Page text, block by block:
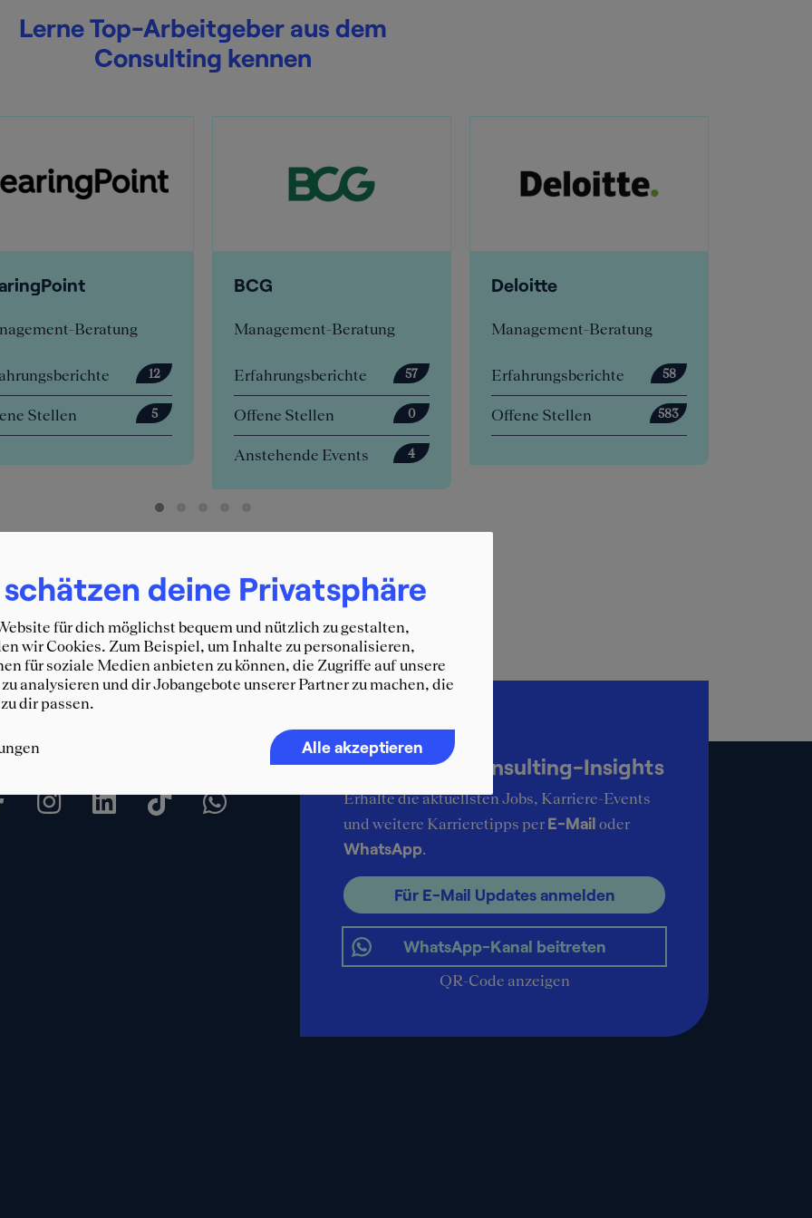
Lerne Top-Arbeitgeber aus dem
Consulting kennen
12
5
Management-Beratung
Erfahrungsberichte 57
Offene Stellen 0
Anstehende Events 4
Management-Beratung
Erfahrungsberichte 58
Offene Stellen 583
Inhouse-Beratung
Erfahrungsberichte
Offene Stellen
Anstehende Events
Immer up-to-date
SQUEAKER Consulting-Insights
Erhalte die aktuellsten Jobs, Karriere-Events
und weitere Karrieretipps per E-Mail oder
WhatsApp.
Für E-Mail Updates anmelden
WhatsApp-Kanal beitreten
QR-Code anzeigen
deine Privatsphäre
für dich möglichst bequem und nützlich zu gestalten,
wir Cookies. Zum Beispiel, um Inhalte zu personalisieren,
für soziale Medien anbieten zu können, die Zugriffe auf unsere
analysieren und dir Jobangebote unserer Partner zu machen, die
dir passen.
Alle akzeptieren